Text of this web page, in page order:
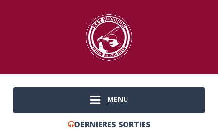
MENU
DERNIERES SORTIES